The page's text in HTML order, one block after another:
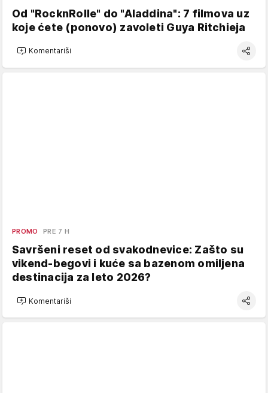
Od "RocknRolle" do "Aladdina": 7 filmova uz
koje ćete (ponovo) zavoleti Guya Ritchieja
Komentariši
PROMO PRE 7 H
Savršeni reset od svakodnevice: Zašto su
vikend-begovi i kuće sa bazenom omiljena
destinacija za leto 2026?
Komentariši